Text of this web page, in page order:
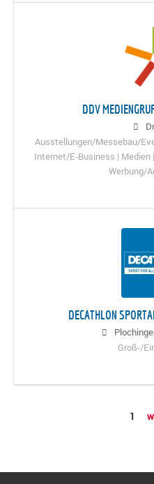
DDV
Ausstellungen/Messebau/
Internet/E-Business |
Werbung/
DECATHLON
Groß-/
1